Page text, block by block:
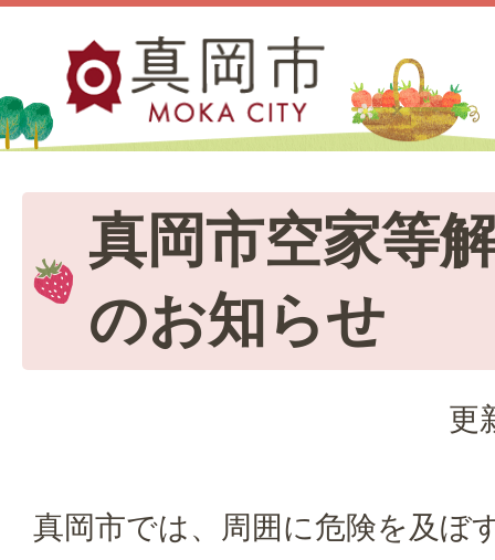
真岡市空家等
のお知らせ
更
真岡市では、周囲に危険を及ぼ